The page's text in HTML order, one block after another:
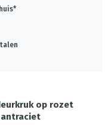
op rozet
antraciet